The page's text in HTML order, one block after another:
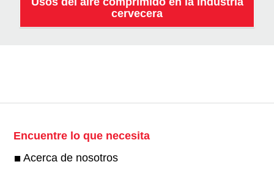
cervecera
Encuentre lo que necesita
Acerca de nosotros